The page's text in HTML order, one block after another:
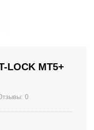
LOCK MT5+
0